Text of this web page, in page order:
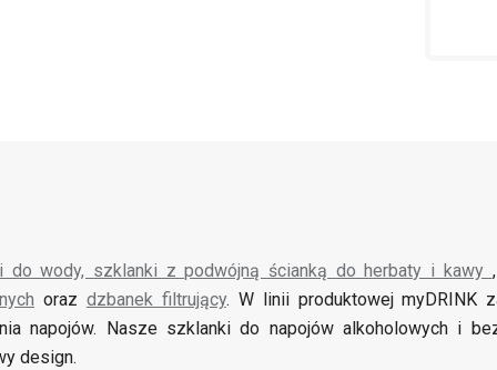
do wody, szklanki z podwójną ścianką do herbaty i kawy
oraz dzbanek filtrujący. W linii produktowej myDRINK
napojów. Nasze szklanki do napojów alkoholowych i
design.